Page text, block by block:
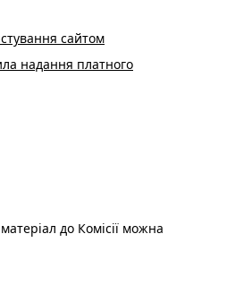
сайтом
надання платного
до Комісії можна